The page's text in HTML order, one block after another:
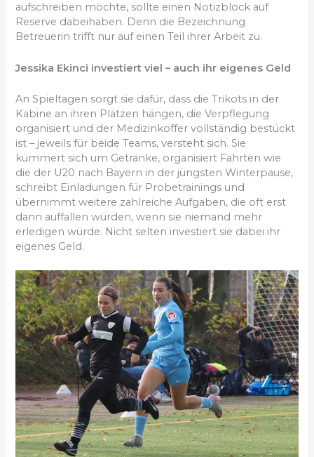
aufschreiben möchte, sollte einen Notizblock auf
Reserve dabeihaben. Denn die Bezeichnung
Betreuerin trifft nur auf einen Teil ihrer Arbeit zu.
Jessika Ekinci investiert viel – auch ihr eigenes Geld
An Spieltagen sorgt sie dafür, dass die Trikots in der
Kabine an ihren Plätzen hängen, die Verpflegung
organisiert und der Medizinkoffer vollständig bestückt
ist – jeweils für beide Teams, versteht sich. Sie
kümmert sich um Getränke, organisiert Fahrten wie
die der U20 nach Bayern in der jüngsten Winterpause,
schreibt Einladungen für Probetrainings und
übernimmt weitere zahlreiche Aufgaben, die oft erst
dann auffallen würden, wenn sie niemand mehr
erledigen würde. Nicht selten investiert sie dabei ihr
eigenes Geld.